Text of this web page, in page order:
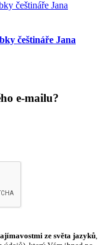
češtináře Jana
e-mailu?
ze světa jazyků